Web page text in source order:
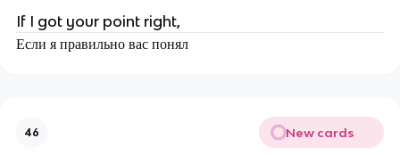
If I got your point right,
Если я правильно вас понял
46 New cards